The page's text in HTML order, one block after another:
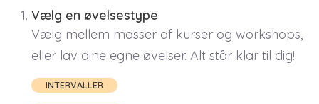
Vælg en øvelsestype
Vælg mellem masser af kurser og workshops,
eller lav dine egne øvelser. Alt står klar til dig!
INTERVALLER